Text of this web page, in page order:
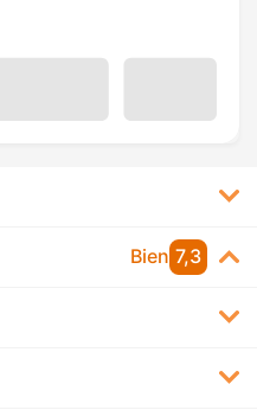
Bien 7,3